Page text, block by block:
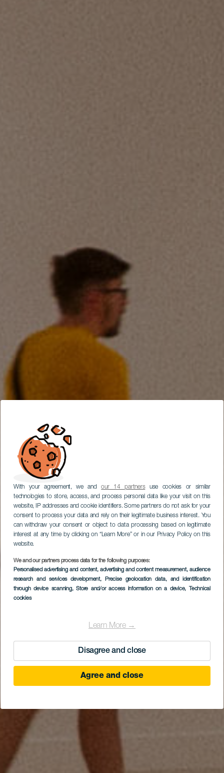
With your agreement, we andour 14 partnersuse cookies or similar
technologies to store, access, and process personal data like your visit on this
website, IP addresses and cookie identifiers. Some partners do not ask for your
consent to process your data and rely on their legitimate business interest. You
can withdraw your consent or object to data processing based on legitimate
interest at any time by clicking on “Learn More” or in our Privacy Policy on this
website.
We and our partners process data for the following purposes:
Personalised advertising and content, advertising and content measurement, audience
research and services development, Precise geolocation data, and identification
through device scanning, Store and/or access information on a device, Technical
cookies
Learn More →
Disagree and close
Agree and close
Centro Atlántico de
Arte Moderno (CAAM)
– A Modern Művészet